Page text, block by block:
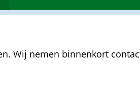
Wij nemen binnenkort